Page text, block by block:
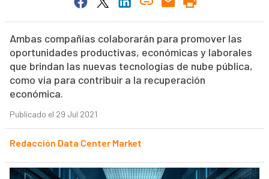
Ambas compañías colaborarán para promover las
oportunidades productivas, económicas y laborales
que brindan las nuevas tecnologías de nube pública,
como vía para contribuir a la recuperación
económica.
Publicado el 29 Jul 2021
Redacción Data Center Market